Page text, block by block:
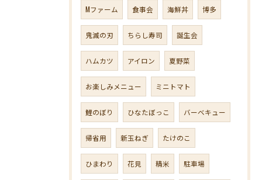
Mファーム 食事会 海鮮丼 博多
鬼滅の刃 ちらし寿司 誕生会
ハムカツ アイロン 夏野菜
お楽しみメニュー ミニトマト
鯉のぼり ひなたぼっこ バーベキュー
帰省用 新玉ねぎ たけのこ
ひまわり 花見 精米 駐車場